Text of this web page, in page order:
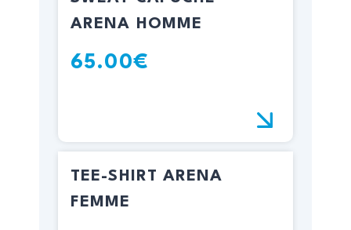
ARENA HOMME
65.00€
TEE-SHIRT ARENA
FEMME